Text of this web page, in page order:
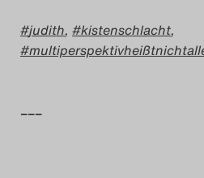
judith, kistenschlacht,
–––